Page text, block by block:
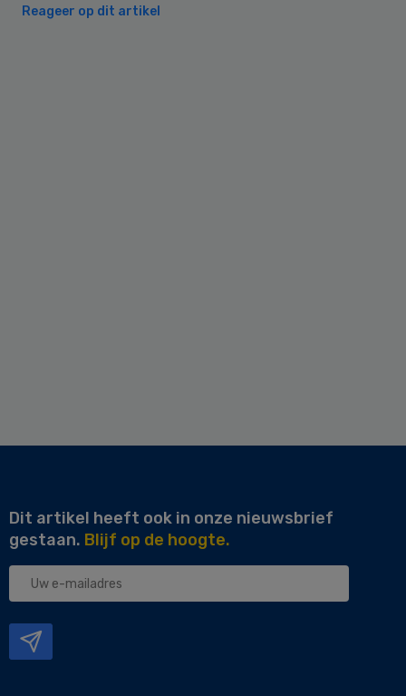
Reageer op dit artikel
Dit artikel heeft ook in onze nieuwsbrief
gestaan. Blijf op de hoogte.
Uw